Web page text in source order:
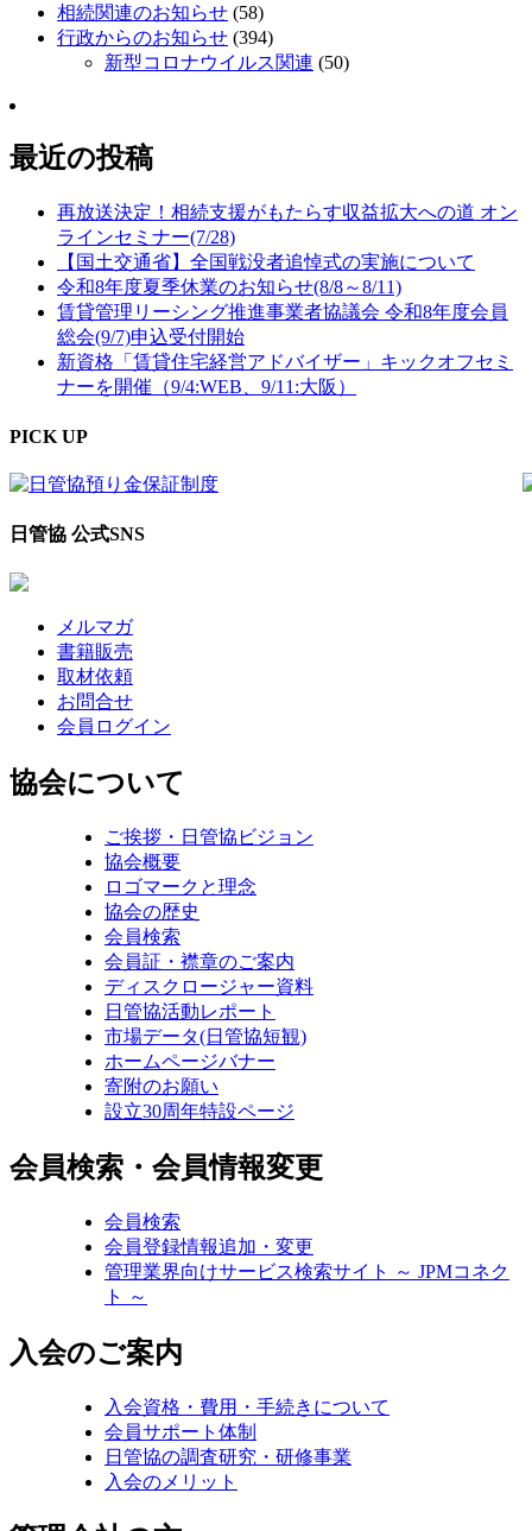
相続関連のお知らせ (58)
行政からのお知らせ (394)
新型コロナウイルス関連 (50)
最近の投稿
再放送決定！相続支援がもたらす収益拡大への道 オン
ラインセミナー(7/28)
【国土交通省】全国戦没者追悼式の実施について
令和8年度夏季休業のお知らせ(8/8～8/11)
賃貸管理リーシング推進事業者協議会 令和8年度会員
総会(9/7)申込受付開始
新資格「賃貸住宅経営アドバイザー」キックオフセミ
ナーを開催（9/4:WEB、9/11:大阪）
PICK UP
日管協 公式SNS
メルマガ
書籍販売
取材依頼
お問合せ
会員ログイン
協会について
ご挨拶・日管協ビジョン
協会概要
ロゴマークと理念
協会の歴史
会員検索
会員証・襟章のご案内
ディスクロージャー資料
日管協活動レポート
市場データ(日管協短観)
ホームページバナー
寄附のお願い
設立30周年特設ページ
会員検索・会員情報変更
会員検索
会員登録情報追加・変更
管理業界向けサービス検索サイト ～ JPMコネク
ト ～
入会のご案内
入会資格・費用・手続きについて
会員サポート体制
日管協の調査研究・研修事業
入会のメリット